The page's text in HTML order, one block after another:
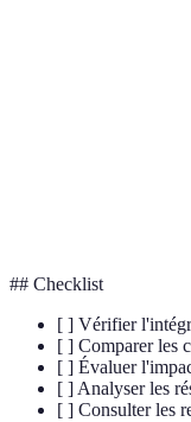
## Checklist
[ ] Vérifier
[ ] Comparer les
[ ] Évaluer
[ ] Analyser les
[ ] Consulter les